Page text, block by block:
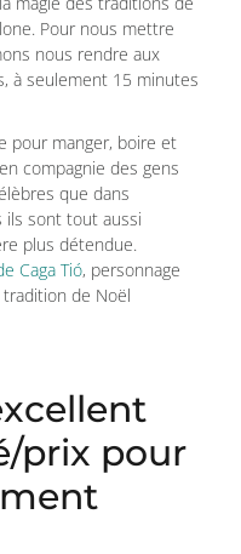
Pour nous mettre
nous rendre aux
à seulement 15 minutes
pour manger, boire et
compagnie des gens
que dans
ils sont tout aussi
plus détendue.
Caga Tió, personnage
de Noël
prix pour